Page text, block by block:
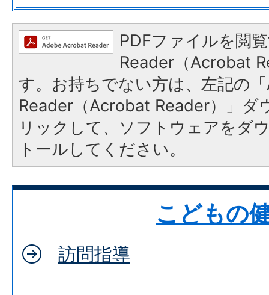
PDFファイルを閲
Reader（Acrobat
す。お持ちでない方は、左記の
Reader（Acrobat Reader）」ダ
リックして、ソフトウェアをダ
トールしてください。
こどもの
訪問指導